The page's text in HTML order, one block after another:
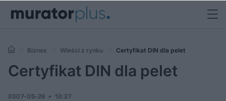
Biznes Wieści z rynku Certyfikat DIN dla pelet
Certyfikat DIN dla pelet
2007-05-29 12:27